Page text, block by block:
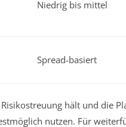
Niedrig bis mittel
Spread-basiert
hält und die
nutzen. Für